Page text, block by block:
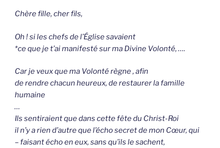
Chère fille, cher fils,
Oh ! si les chefs de l’Église savaient
*ce que je t’ai manifesté sur ma Divine Volonté, ….
Car je veux que ma Volonté règne , afin
de rendre chacun heureux, de restaurer la famille
humaine
…
Ils sentiraient que dans cette fête du Christ-Roi
il n’y a rien d’autre que l’écho secret de mon Cœur, qui
– faisant écho en eux, sans qu’ils le sachent,